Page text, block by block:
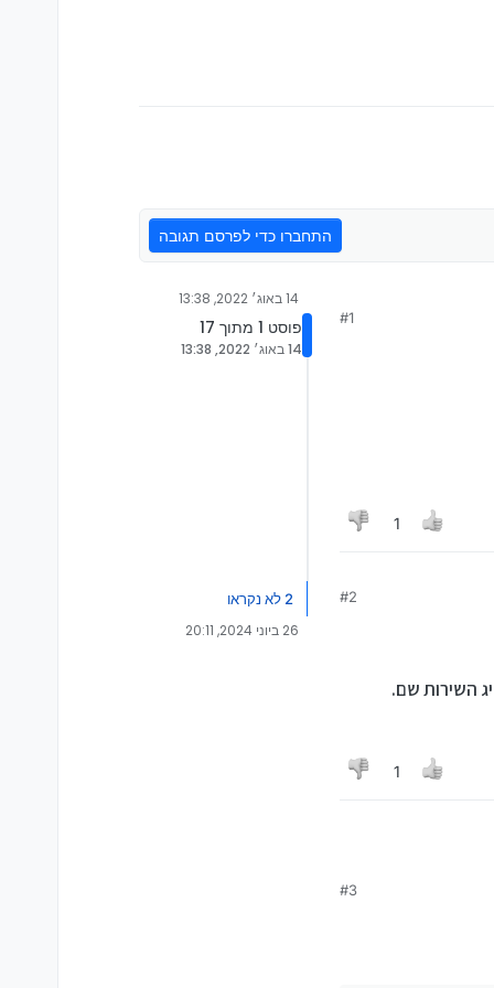
התחברו כדי לפרסם תגובה
#1
1
#2
השירות שם.
1
#3
14 באוג׳ 2022, 13:38
פוסט 1 מתוך 17
14 באוג׳ 2022, 13:38
2 לא נקראו
26 ביוני 2024, 20:11